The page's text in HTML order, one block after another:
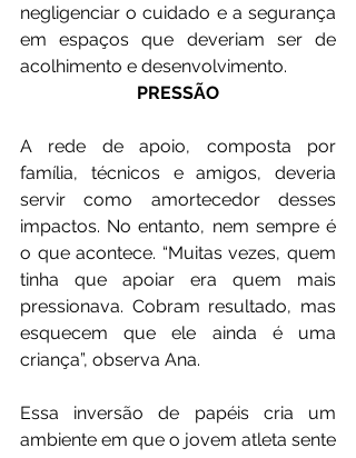
negligenciar o cuidado e a segurança
em espaços que deveriam ser de
acolhimento e desenvolvimento.
PRESSÃO
A rede de apoio, composta por
família, técnicos e amigos, deveria
servir como amortecedor desses
impactos. No entanto, nem sempre é
o que acontece. “Muitas vezes, quem
tinha que apoiar era quem mais
pressionava. Cobram resultado, mas
esquecem que ele ainda é uma
criança”, observa Ana.
Essa inversão de papéis cria um
ambiente em que o jovem atleta sente